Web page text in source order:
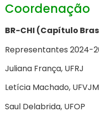
Coordenação
BR-CHI (Capítulo
Representantes 2024-
Juliana França, UFRJ
Letícia Machado, UFVJM
Saul Delabrida, UFOP